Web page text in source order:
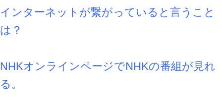
インターネットが繋がっていると言うこと
は？
NHKオンラインページでNHKの番組が見れ
る。